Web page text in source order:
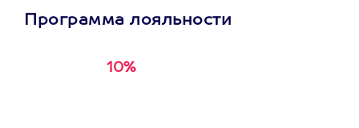
Программа лояльности
10%